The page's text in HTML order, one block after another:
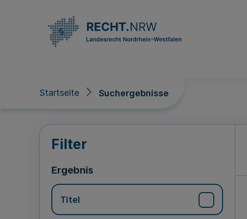
Startseite Suchergebnisse
Suchergebnisse
Filter
Ergebnis
Titel